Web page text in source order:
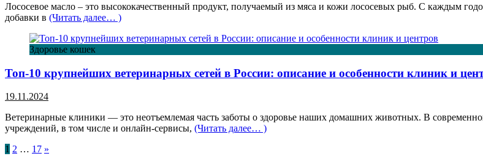
Лососевое масло – это высококачественный продукт, получаемый из мяса и кожи лососевых рыб. С каждым
добавки в (Читать далее… )
Здоровье кошек
Топ-10 крупнейших ветеринарных сетей в России: описание и особенности клиник и
19.11.2024
Ветеринарные клиники — это неотъемлемая часть заботы о здоровье наших домашних животных. В
учреждений, в том числе и онлайн-сервисы, (Читать далее… )
1 2 … 17 »